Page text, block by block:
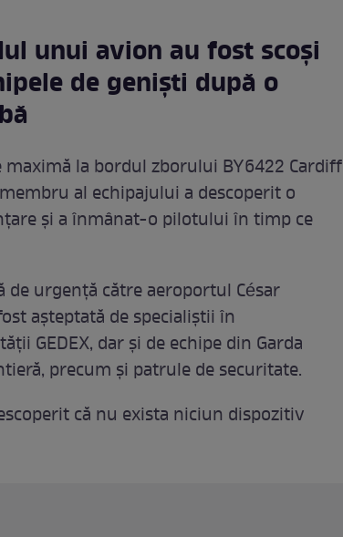
unui avion au fost scoși
de geniști după o
la bordul zborului BY6422 Cardiff
al echipajului a descoperit o
și a înmânat-o pilotului în timp ce
urgență către aeroportul César
așteptată de specialiștii în
GEDEX, dar și de echipe din Garda
precum și patrule de securitate.
că nu exista niciun dispozitiv